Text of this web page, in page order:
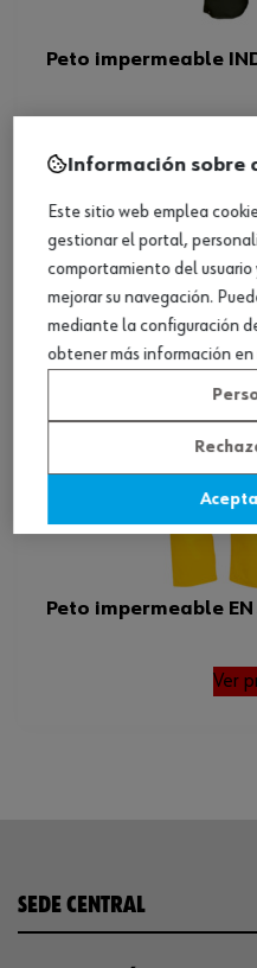
Peto impermeable
Peto impermeable EN
Ver
SEDE CENTRAL
Información sobre
Este sitio web emplea
gestionar el portal,
comportamiento del
mejorar su navegación.
mediante la configuración
obtener más información en